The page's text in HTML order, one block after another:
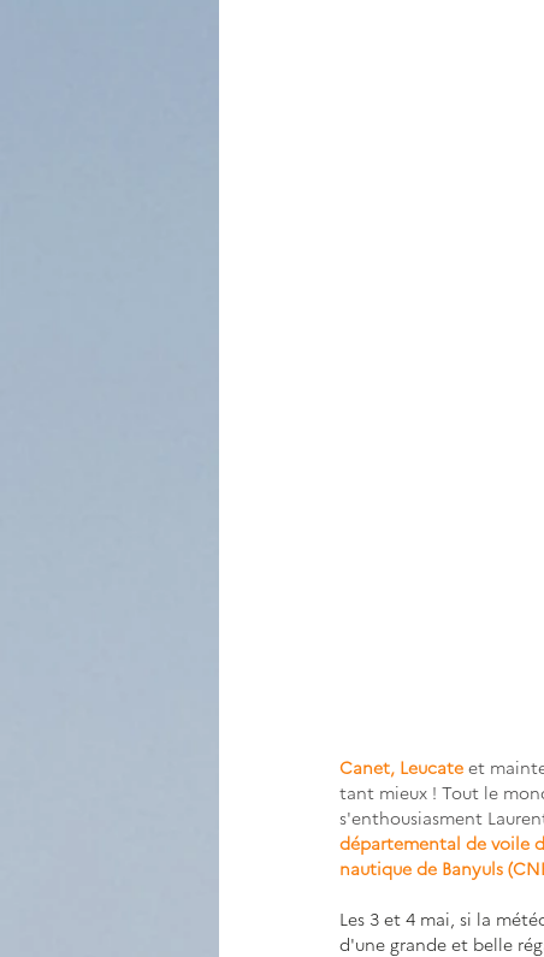
Canet, Leucate et
tant mieux ! Tout le
s'enthousiasment
départemental de voile
nautique de Banyuls
Les 3 et 4 mai, si la
d'une grande et belle